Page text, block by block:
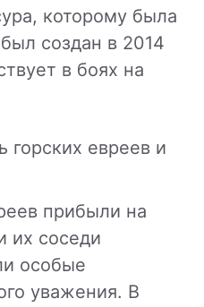
которому была
создан в 2014
в боях на
горских евреев и
прибыли на
их соседи
особые
уважения. В